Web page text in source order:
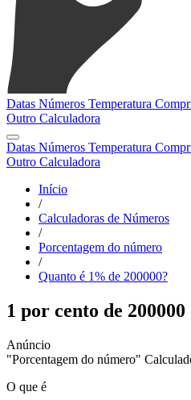
Datas Números Temperatura
Outro Calculadora
Datas Números Temperatura
Outro Calculadora
Início
/
Calculadoras de Números
/
Porcentagem do número
/
Quanto é 1% de 200000?
1 por cento de 200000
"Porcentagem do número"
O que é